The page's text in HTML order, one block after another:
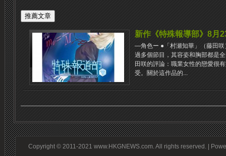
新作《特殊報導部》8月
―角色ー ●「村瀬知華」（藤田
過多個節目，其容姿和胸部都是
田咲的評論：職業女性的戀愛很
受。關於這作品的...
Copyright © 2011-2021 www.HKGNEWS.com. All rights reserved. |